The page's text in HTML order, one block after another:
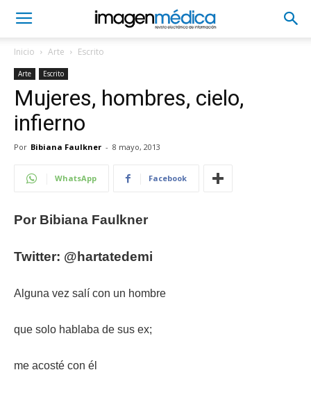
Inicio Arte Escrito
Arte Escrito
Mujeres, hombres, cielo,
infierno
Por Bibiana Faulkner - 8 mayo, 2013
WhatsApp Facebook
Por Bibiana Faulkner
Twitter: @hartatedemi
Alguna vez salí con un hombre
que solo hablaba de sus ex;
me acosté con él